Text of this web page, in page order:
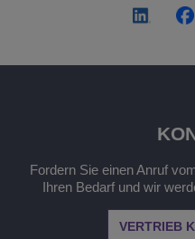
Fordern Sie einen Anruf
Ihren Bedarf und wir
VERTRIEB